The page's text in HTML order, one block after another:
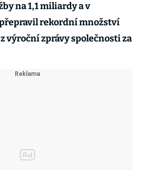
na 1,1 miliardy a v
rekordní množství
výroční zprávy společnosti za